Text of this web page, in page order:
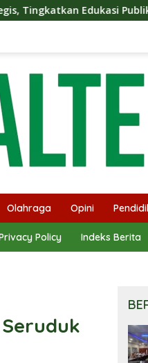
tentang Peran DPD RI
Olahraga Opini
Policy Indeks Berita